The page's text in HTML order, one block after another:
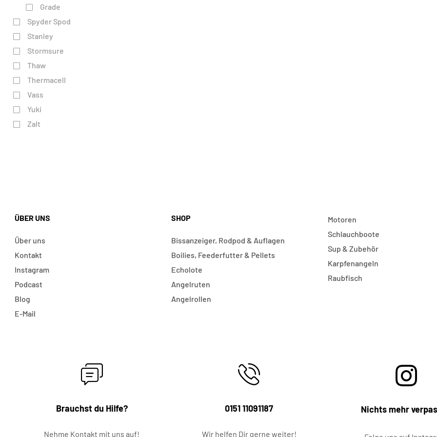
Grade
Spyder Spod
Stanley
Stormsure
Thaw
Thermacell
Vass
Yuki
Zalt
ÜBER UNS
Über uns
Kontakt
Instagram
Podcast
Blog
E-Mail
SHOP
Bissanzeiger, Rodpod & Auflagen
Boilies, Feederfutter & Pellets
Echolote
Angelruten
Angelrollen
Motoren
Schlauchboote
Sup & Zubehör
Karpfenangeln
Raubfisch
Brauchst du Hilfe?
Nehme Kontakt mit uns auf!
0151 11091187
Wir helfen Dir gerne weiter!
Nichts mehr